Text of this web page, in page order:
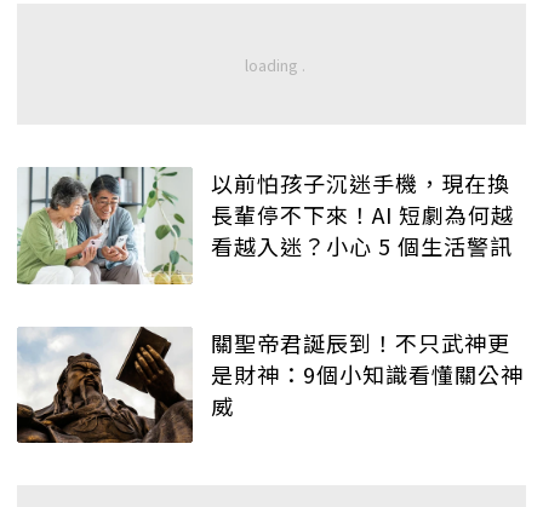
以前怕孩子沉迷手機，現在換
長輩停不下來！AI 短劇為何越
看越入迷？小心 5 個生活警訊
關聖帝君誕辰到！不只武神更
是財神：9個小知識看懂關公神
威